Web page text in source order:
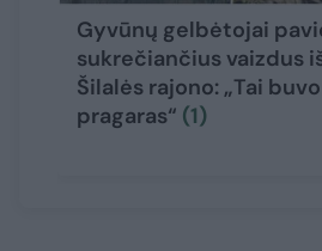
Gyvūnų gelbėtojai
sukrečiančius vaizdus
Šilalės rajono: „Tai
pragaras“ (1)